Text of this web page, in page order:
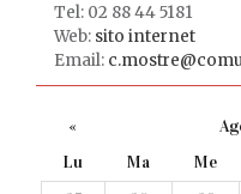
Tel: 02 88 44 5181
Web: sito internet
Email:
«
Lu
Ma Me